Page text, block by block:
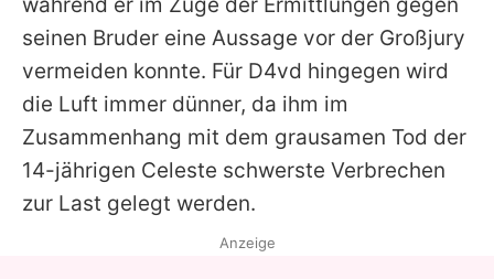
seinen Bruder eine Aussage vor der Großjury
vermeiden konnte. Für D4vd hingegen wird
die Luft immer dünner, da ihm im
Zusammenhang mit dem grausamen Tod der
14-jährigen Celeste schwerste Verbrechen
zur Last gelegt werden.
Anzeige